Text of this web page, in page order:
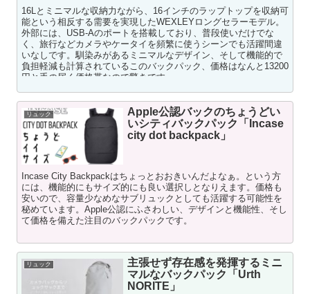
16Lとミニマルな収納力ながら、16インチのラップトップを収納可
能という相反する需要を実現したWEXLEYロングセラーモデル。
外部には、USB-Aのポートを搭載しており、普段使いだけでな
く、旅行などカメラやケータイを頻繁に使うシーンでも活躍間違
いなしです。馴染みがあるミニマルなデザイン、そして機能的で
負担軽減も計算されているこのバックパック、価格はなんと13200
円と手の届く価格帯なので驚きです。
リュック
Apple公認バックのちょうどい
いシティバックパック「Incase
city dot backpack」
Incase City Backpackはちょっとおおきいんだよなぁ。という方
には、機能的にもサイズ的にも良い選択しとなりえます。価格も
安いので、容量少なめなサブリュックとしても活躍する可能性を
秘めています。Apple公認にふさわしい、デザインと機能性、そし
て価格を備えた注目のバックパックです。
リュック
主張せず存在感を発揮するミニ
マルなバックパック「Urth
NORITE」